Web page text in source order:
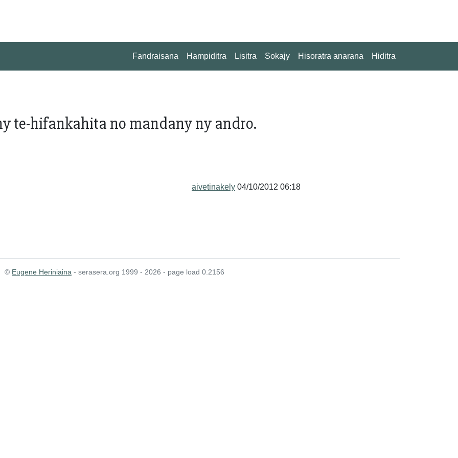
Fandraisana Hampiditra Lisitra Sokajy Hisoratra anarana Hiditra
te-hifankahita no mandany ny andro.
aivetinakely 04/10/2012 06:18
© Eugene Heriniaina - serasera.org 1999 - 2026 - page load 0.2156